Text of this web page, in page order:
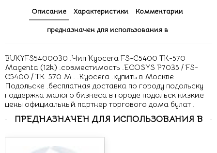
Описание Характеристики Комментарии
предназначен для использования в
BUKYFS5400030 .Чип Kyocera FS-C5400 TK-570
Magenta (12k) .совместимость .ECOSYS P7035 / FS-
C5400 / TK-570 M . .Kyocera .купить в Москве
Подольске .бесплатная доставка по городу подольску
поддержка малого бизнеса в городе подольск низкие
цены официальный партнер торгового дома булат .
ПРЕДНАЗНАЧЕН ДЛЯ ИСПОЛЬЗОВАНИЯ В